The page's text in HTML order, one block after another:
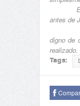
antes de
O
digno de
realizado.
Tags: